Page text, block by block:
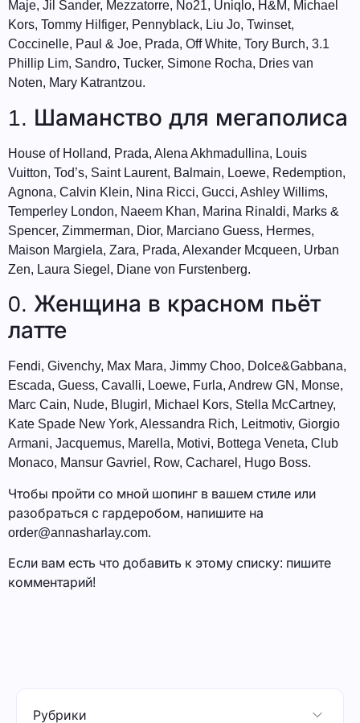
Maje, Jil Sander, Mezzatorre, No21, Uniqlo, H&M, Michael
Kors, Tommy Hilfiger, Pennyblack, Liu Jo, Twinset,
Coccinelle, Paul & Joe, Prada, Off White, Tory Burch, 3.1
Phillip Lim, Sandro, Tucker, Simone Rocha, Dries van
Noten, Mary Katrantzou.
1. Шаманство для мегаполиса
House of Holland, Prada, Alena Akhmadullina, Louis
Vuitton, Tod’s, Saint Laurent, Balmain, Loewe, Redemption,
Agnona, Calvin Klein, Nina Ricci, Gucci, Ashley Willims,
Temperley London, Naeem Khan, Marina Rinaldi, Marks &
Spencer, Zimmerman, Dior, Marciano Guess, Hermes,
Maison Margiela, Zara, Prada, Alexander Mcqueen, Urban
Zen, Laura Siegel, Diane von Furstenberg.
0. Женщина в красном пьёт
латте
Fendi, Givenchy, Max Mara, Jimmy Choo, Dolce&Gabbana,
Escada, Guess, Cavalli, Loewe, Furla, Andrew GN, Monse,
Marc Cain, Nude, Blugirl, Michael Kors, Stella McCartney,
Kate Spade New York, Alessandra Rich, Leitmotiv, Giorgio
Armani, Jacquemus, Marella, Motivi, Bottega Veneta, Club
Monaco, Mansur Gavriel, Row, Cacharel, Hugo Boss.
Чтобы пройти со мной шопинг в вашем стиле или
разобраться с гардеробом, напишите на
order@annasharlay.com.
Если вам есть что добавить к этому списку: пишите
комментарий!
Рубрики